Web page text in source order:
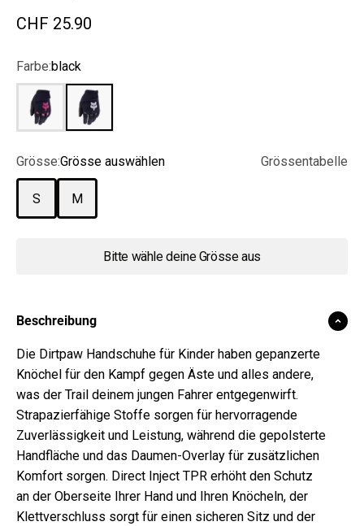
Angebot
CHF 25.90
Farbe:black
black/pink black
Grösse:Grösse auswählen Grössentabelle
S M
Bitte wähle deine Grösse aus
Beschreibung
Die Dirtpaw Handschuhe für Kinder haben gepanzerte
Knöchel für den Kampf gegen Äste und alles andere,
was der Trail deinem jungen Fahrer entgegenwirft.
Strapazierfähige Stoffe sorgen für hervorragende
Zuverlässigkeit und Leistung, während die gepolsterte
Handfläche und das Daumen-Overlay für zusätzlichen
Komfort sorgen. Direct Inject TPR erhöht den Schutz
an der Oberseite Ihrer Hand und Ihren Knöcheln, der
Klettverschluss sorgt für einen sicheren Sitz und der